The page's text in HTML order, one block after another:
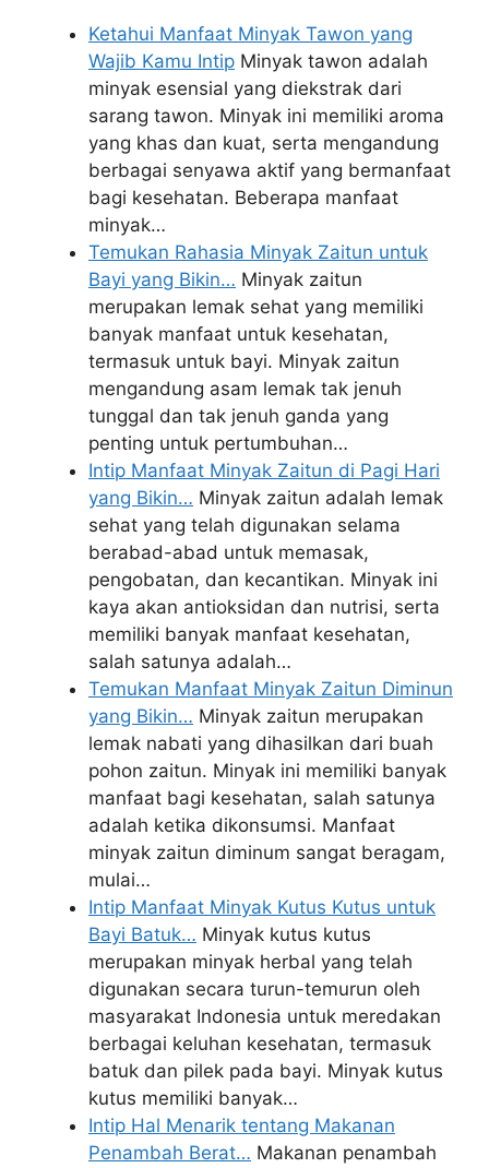
Ketahui Manfaat Minyak Tawon yang
Wajib Kamu Intip Minyak tawon adalah
minyak esensial yang diekstrak dari
sarang tawon. Minyak ini memiliki aroma
yang khas dan kuat, serta mengandung
berbagai senyawa aktif yang bermanfaat
bagi kesehatan. Beberapa manfaat
minyak…
Temukan Rahasia Minyak Zaitun untuk
Bayi yang Bikin… Minyak zaitun
merupakan lemak sehat yang memiliki
banyak manfaat untuk kesehatan,
termasuk untuk bayi. Minyak zaitun
mengandung asam lemak tak jenuh
tunggal dan tak jenuh ganda yang
penting untuk pertumbuhan…
Intip Manfaat Minyak Zaitun di Pagi Hari
yang Bikin… Minyak zaitun adalah lemak
sehat yang telah digunakan selama
berabad-abad untuk memasak,
pengobatan, dan kecantikan. Minyak ini
kaya akan antioksidan dan nutrisi, serta
memiliki banyak manfaat kesehatan,
salah satunya adalah…
Temukan Manfaat Minyak Zaitun Diminun
yang Bikin… Minyak zaitun merupakan
lemak nabati yang dihasilkan dari buah
pohon zaitun. Minyak ini memiliki banyak
manfaat bagi kesehatan, salah satunya
adalah ketika dikonsumsi. Manfaat
minyak zaitun diminum sangat beragam,
mulai…
Intip Manfaat Minyak Kutus Kutus untuk
Bayi Batuk… Minyak kutus kutus
merupakan minyak herbal yang telah
digunakan secara turun-temurun oleh
masyarakat Indonesia untuk meredakan
berbagai keluhan kesehatan, termasuk
batuk dan pilek pada bayi. Minyak kutus
kutus memiliki banyak…
Intip Hal Menarik tentang Makanan
Penambah Berat… Makanan penambah